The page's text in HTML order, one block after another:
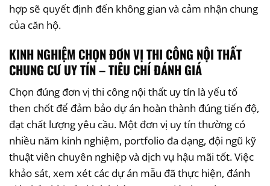
hợp sẽ quyết định đến không gian và cảm nhận chung
của căn hộ.
KINH NGHIỆM CHỌN ĐƠN VỊ THI CÔNG NỘI THẤT
CHUNG CƯ UY TÍN – TIÊU CHÍ ĐÁNH GIÁ
Chọn đúng đơn vị thi công nội thất uy tín là yếu tố
then chốt để đảm bảo dự án hoàn thành đúng tiến độ,
đạt chất lượng yêu cầu. Một đơn vị uy tín thường có
nhiều năm kinh nghiệm, portfolio đa dạng, đội ngũ kỹ
thuật viên chuyên nghiệp và dịch vụ hậu mãi tốt. Việc
khảo sát, xem xét các dự án mẫu đã thực hiện, đánh